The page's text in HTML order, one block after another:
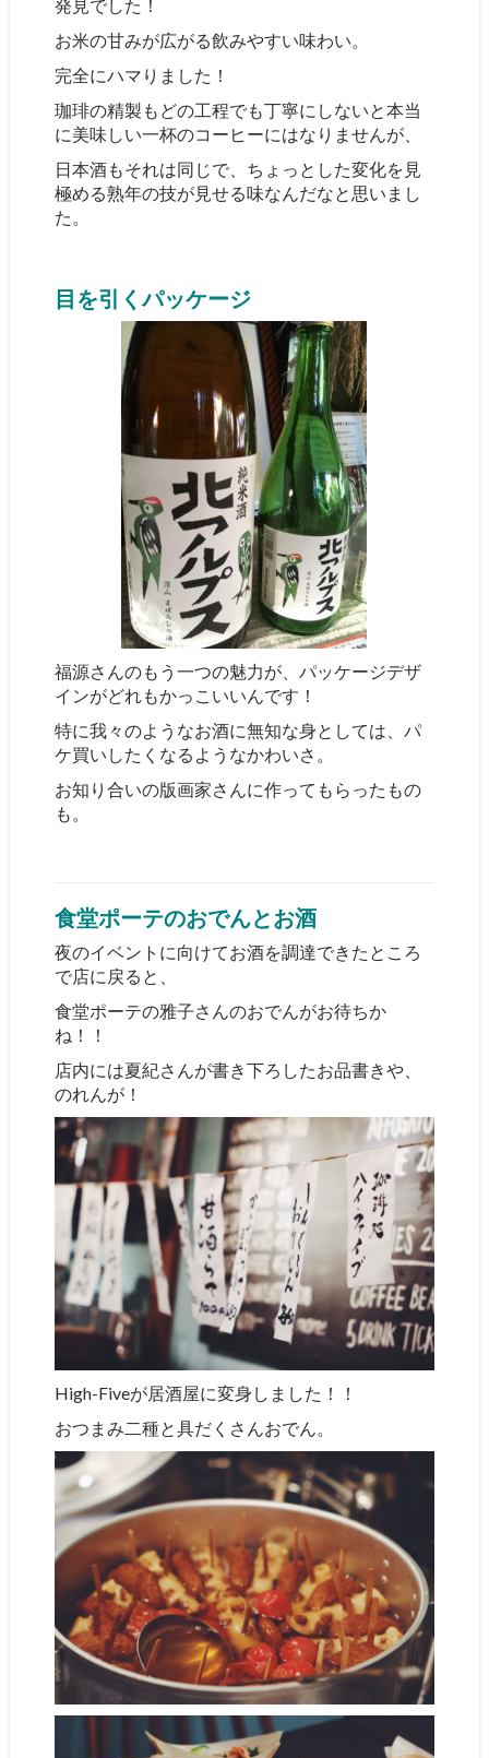
発見でした！
お米の甘みが広がる飲みやすい味わい。
完全にハマりました！
珈琲の精製もどの工程でも丁寧にしないと本当
に美味しい一杯のコーヒーにはなりませんが、
日本酒もそれは同じで、ちょっとした変化を見
極める熟年の技が見せる味なんだなと思いまし
た。
目を引くパッケージ
福源さんのもう一つの魅力が、パッケージデザ
インがどれもかっこいいんです！
特に我々のようなお酒に無知な身としては、パ
ケ買いしたくなるようなかわいさ。
お知り合いの版画家さんに作ってもらったもの
も。
食堂ポーテのおでんとお酒
夜のイベントに向けてお酒を調達できたところ
で店に戻ると、
食堂ポーテの雅子さんのおでんがお待ちか
ね！！
店内には夏紀さんが書き下ろしたお品書きや、
のれんが！
High-Fiveが居酒屋に変身しました！！
おつまみ二種と具だくさんおでん。